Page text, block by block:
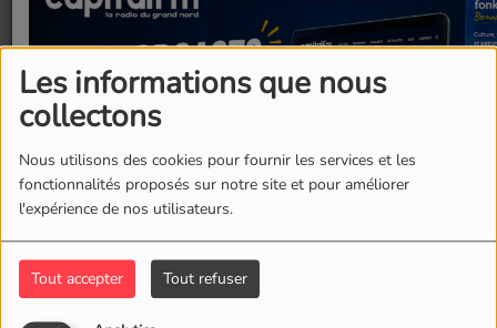
Les informations que nous
collectons
Nous utilisons des cookies pour fournir les services et les
fonctionnalités proposés sur notre site et pour améliorer
l'expérience de nos utilisateurs.
Tout accepter Tout refuser